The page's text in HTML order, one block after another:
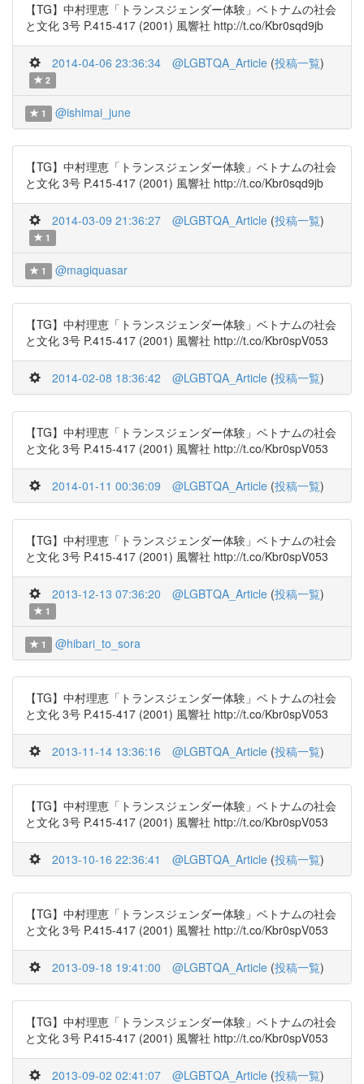
【TG】中村理恵「トランスジェンダー体験」ベトナムの社会
と文化 3号 P.415-417 (2001) 風響社 http://t.co/Kbr0sqd9jb
2014-04-06 23:36:34 @LGBTQA_Article (投稿一覧)
2
1 @ishimai_june
【TG】中村理恵「トランスジェンダー体験」ベトナムの社会
と文化 3号 P.415-417 (2001) 風響社 http://t.co/Kbr0sqd9jb
2014-03-09 21:36:27 @LGBTQA_Article (投稿一覧)
1
1 @magiquasar
【TG】中村理恵「トランスジェンダー体験」ベトナムの社会
と文化 3号 P.415-417 (2001) 風響社 http://t.co/Kbr0spV053
2014-02-08 18:36:42 @LGBTQA_Article (投稿一覧)
【TG】中村理恵「トランスジェンダー体験」ベトナムの社会
と文化 3号 P.415-417 (2001) 風響社 http://t.co/Kbr0spV053
2014-01-11 00:36:09 @LGBTQA_Article (投稿一覧)
【TG】中村理恵「トランスジェンダー体験」ベトナムの社会
と文化 3号 P.415-417 (2001) 風響社 http://t.co/Kbr0spV053
2013-12-13 07:36:20 @LGBTQA_Article (投稿一覧)
1
1 @hibari_to_sora
【TG】中村理恵「トランスジェンダー体験」ベトナムの社会
と文化 3号 P.415-417 (2001) 風響社 http://t.co/Kbr0spV053
2013-11-14 13:36:16 @LGBTQA_Article (投稿一覧)
【TG】中村理恵「トランスジェンダー体験」ベトナムの社会
と文化 3号 P.415-417 (2001) 風響社 http://t.co/Kbr0spV053
2013-10-16 22:36:41 @LGBTQA_Article (投稿一覧)
【TG】中村理恵「トランスジェンダー体験」ベトナムの社会
と文化 3号 P.415-417 (2001) 風響社 http://t.co/Kbr0spV053
2013-09-18 19:41:00 @LGBTQA_Article (投稿一覧)
【TG】中村理恵「トランスジェンダー体験」ベトナムの社会
と文化 3号 P.415-417 (2001) 風響社 http://t.co/Kbr0spV053
2013-09-02 02:41:07 @LGBTQA_Article (投稿一覧)